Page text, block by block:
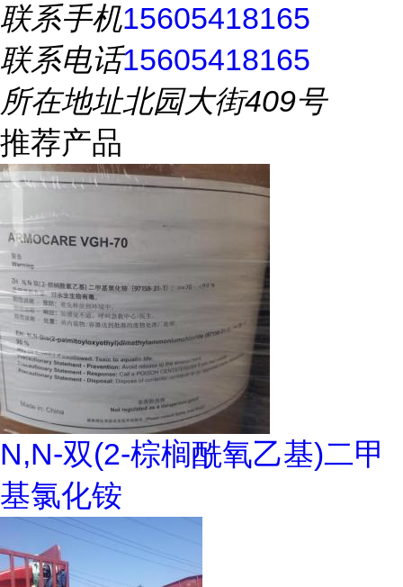
联系手机15605418165
联系电话15605418165
所在地址北园大街409号
推荐产品
N,N-双(2-棕榈酰氧乙基)二甲
基氯化铵